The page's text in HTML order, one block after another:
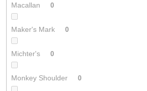
Macallan 0
Maker's Mark 0
Michter's 0
Monkey Shoulder 0